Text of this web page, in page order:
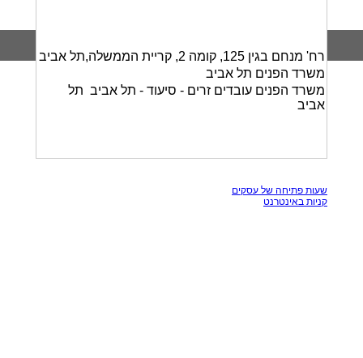
רח' מנחם בגין 125, קומה 2, קריית הממשלה,תל אביב
משרד הפנים תל אביב
משרד הפנים עובדים זרים - סיעוד - תל אביב תל
אביב
שעות פתיחה של עסקים
קניות באינטרנט